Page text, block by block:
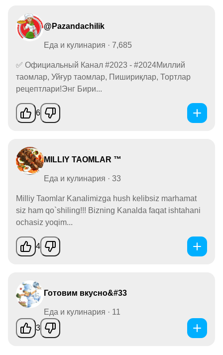
@Pazandachilik
Еда и кулинария · 7,685
✅ Официальный Канал #2023 - #2024Миллий
таомлар, Уйғур таомлар, Пишириқлар, Тортлар
рецептлари!Энг Бири...
6
MILLIY TAOMLAR ™
Еда и кулинария · 33
Milliy Taomlar Kanalimizga hush kelibsiz marhamat
siz ham qo`shiling!!! Bizning Kanalda faqat ishtahani
ochasiz yoqim...
4
Готовим вкусно&#33
Еда и кулинария · 11
3